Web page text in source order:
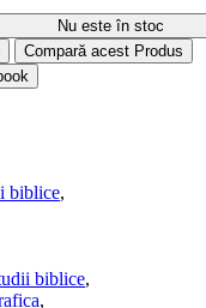
Nu este în stoc
Compară acest Produs
biblice,
biblice,
,